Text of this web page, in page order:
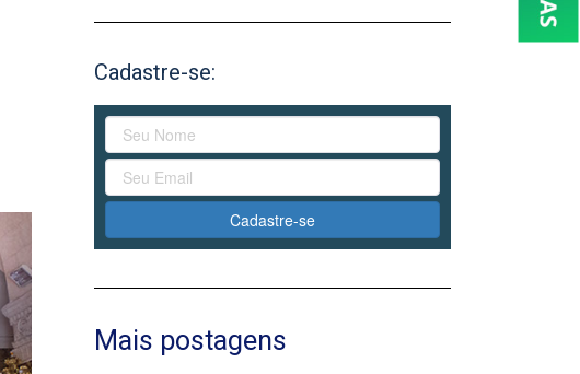
Cadastre-se:
Cadastre-se
Mais postagens